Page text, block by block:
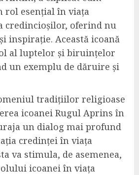
rol esențial în viața
credincioșilor, oferind nu
inspirație. Această icoană
al luptelor și biruințelor
un exemplu de dăruire și
tradițiilor religioase
icoanei Rugul Aprins în
un dialog mai profund
credinței în viața
va stimula, de asemenea,
icoanei în viața